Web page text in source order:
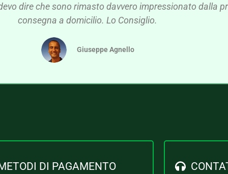
dire che sono rimasto davvero impressionato dalla
consegna a domicilio. Lo Consiglio.
Giuseppe Agnello
DI PAGAMENTO